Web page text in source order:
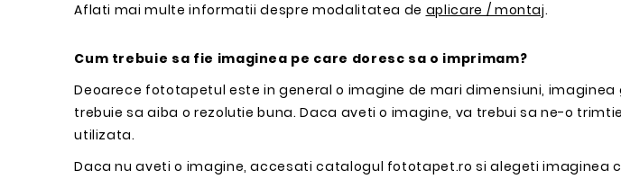
Aflati mai multe informatii despre modalitatea de aplicare / montaj.
Cum trebuie sa fie imaginea pe care doresc sa o imprimam?
Deoarece fototapetul este in general o imagine de mari dimensiuni,
trebuie sa aiba o rezolutie buna. Daca aveti o imagine, va trebui sa ne-o
utilizata.
Daca nu aveti o imagine, accesati catalogul fototapet.ro si alegeti imaginea